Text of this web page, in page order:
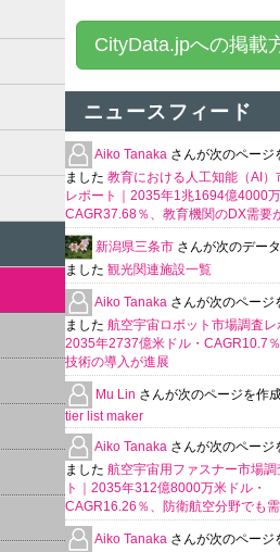
CityData.jpへの掲載
ニュースフィード
Aiko Tanaka さんが次のページ
ました 教育における人工知能（AI）
レポート｜2035年1兆1694億4000
CAGR37.68％、教育機関のDX需要
新潟県三条市 さんが次のデー
ました 観光関連施設一覧
Aiko Tanaka さんが次のページ
ました 航空宇宙ロボット市場調査レ
2035年2737億米ドル・CAGR10.7
技術の導入が進展
Mu Lin さんが次のページを作
tier list maker
Aiko Tanaka さんが次のページ
ました 航空宇宙用ファスナー市場調
ト｜2035年312億8000万米ドル・
CAGR16.26％、防衛航空分野でも
Aiko Tanaka さんが次のページ